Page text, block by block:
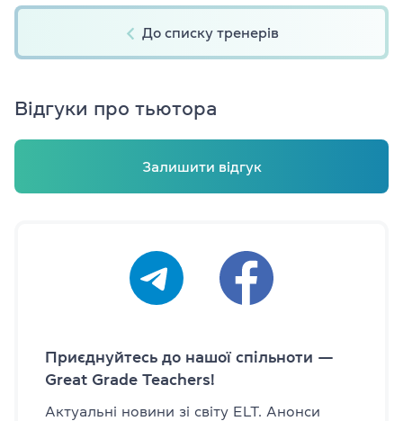
До списку тренерів
Відгуки про тьютора
Залишити відгук
Приєднуйтесь до нашої спільноти —
Great Grade Teachers!
Актуальні новини зі світу ELT. Анонси